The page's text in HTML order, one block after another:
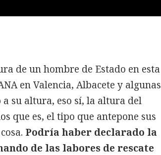
de un hombre de Estado en esta
en Valencia, Albacete y algunas
a su altura, eso sí, la altura del
que es, el tipo que antepone sus
Podría haber declarado la
de las labores de rescate